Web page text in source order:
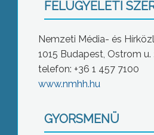
FELÜGYELETI
Nemzeti Média- és
1015 Budapest, Ostrom u.
telefon: +36 1 457 7100
www.nmhh.hu
GYORSMENÜ